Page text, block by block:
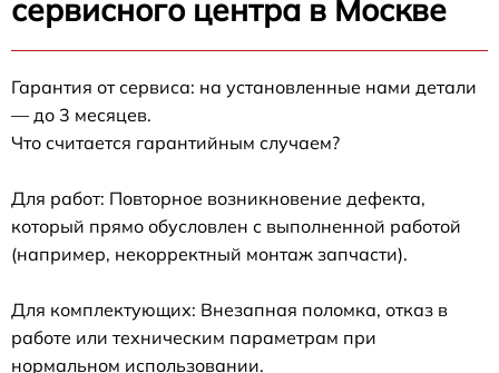
сервисного центра в Москве
Гарантия от сервиса: на установленные нами детали
— до 3 месяцев.
Что считается гарантийным случаем?
Для работ: Повторное возникновение дефекта,
который прямо обусловлен с выполненной работой
(например, некорректный монтаж запчасти).
Для комплектующих: Внезапная поломка, отказ в
работе или техническим параметрам при
нормальном использовании.